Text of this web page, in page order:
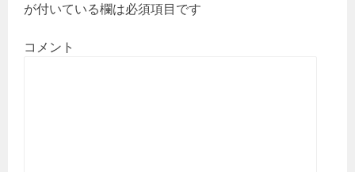
が付いている欄は必須項目です
コメント